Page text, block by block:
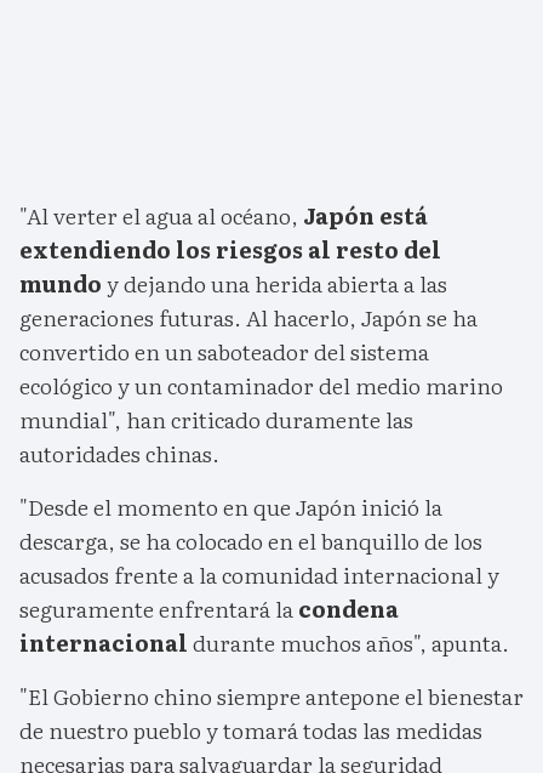
"Al verter el agua al océano, Japón está
extendiendo los riesgos al resto del
mundoy dejando una herida abierta a las
generaciones futuras. Al hacerlo, Japón se ha
convertido en un saboteador del sistema
ecológico y un contaminador del medio marino
mundial", han criticado duramente las
autoridades chinas.
"Desde el momento en que Japón inició la
descarga, se ha colocado en el banquillo de los
acusados frente a la comunidad internacional y
seguramente enfrentará lacondena
internacionaldurante muchos años", apunta.
"El Gobierno chino siempre antepone el bienestar
de nuestro pueblo y tomará todas las medidas
necesarias para salvaguardar la seguridad